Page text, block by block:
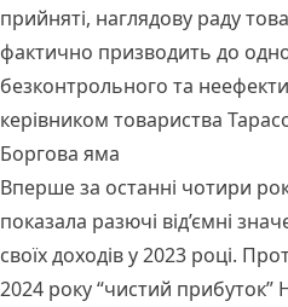
прийняті, наглядову раду
фактично призводить до
безконтрольного та
керівником товариства
Боргова яма
Вперше за останні чотири
показала разючі від’ємні
своїх доходів у 2023 році.
2024 року “чистий прибуток”